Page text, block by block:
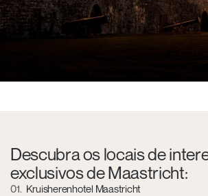
Descubra os locais de
exclusivos de Maastricht:
01
Kruisherenhotel Maastricht